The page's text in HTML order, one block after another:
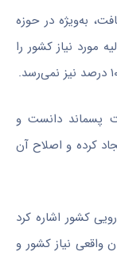
به‌ویژه در حوزه
درصد مواد اولیه مورد نیاز کشور را
پسماند دانست و
کرده و اصلاح آن
کشور اشاره کرد
واقعی نیاز کشور و